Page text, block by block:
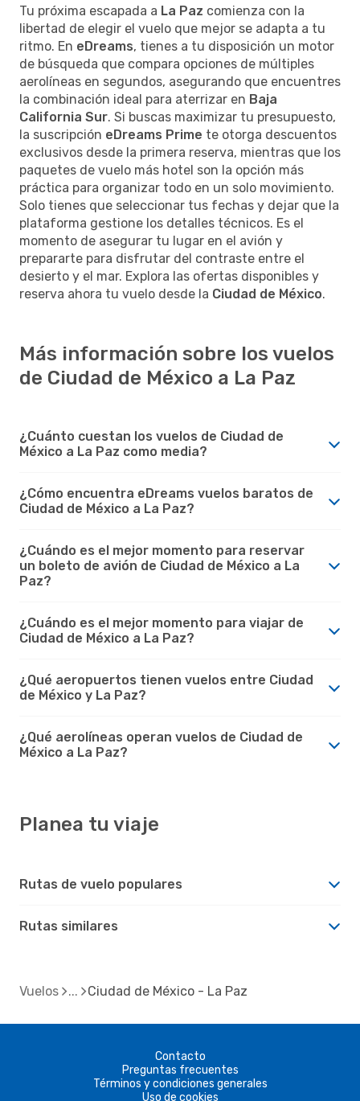
Tu próxima escapada a La Paz comienza con la
libertad de elegir el vuelo que mejor se adapta a tu
ritmo. En eDreams, tienes a tu disposición un motor
de búsqueda que compara opciones de múltiples
aerolíneas en segundos, asegurando que encuentres
la combinación ideal para aterrizar en Baja
California Sur. Si buscas maximizar tu presupuesto,
la suscripción eDreams Prime te otorga descuentos
exclusivos desde la primera reserva, mientras que los
paquetes de vuelo más hotel son la opción más
práctica para organizar todo en un solo movimiento.
Solo tienes que seleccionar tus fechas y dejar que la
plataforma gestione los detalles técnicos. Es el
momento de asegurar tu lugar en el avión y
prepararte para disfrutar del contraste entre el
desierto y el mar. Explora las ofertas disponibles y
reserva ahora tu vuelo desde la Ciudad de México.
Más información sobre los vuelos
de Ciudad de México a La Paz
¿Cuánto cuestan los vuelos de Ciudad de
México a La Paz como media?
¿Cómo encuentra eDreams vuelos baratos de
Ciudad de México a La Paz?
¿Cuándo es el mejor momento para reservar
un boleto de avión de Ciudad de México a La
Paz?
¿Cuándo es el mejor momento para viajar de
Ciudad de México a La Paz?
¿Qué aeropuertos tienen vuelos entre Ciudad
de México y La Paz?
¿Qué aerolíneas operan vuelos de Ciudad de
México a La Paz?
Planea tu viaje
Rutas de vuelo populares
Rutas similares
Vuelos Ciudad de México - La Paz
Contacto
Preguntas frecuentes
Términos y condiciones generales
Uso de cookies